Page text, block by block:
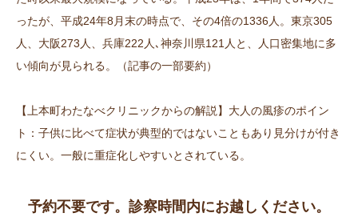
ったが、平成24年8月末の時点で、その4倍の1336人。東京305
人、大阪273人、兵庫222人､神奈川県121人と、人口密集地に多
い傾向が見られる。（記事の一部要約）
【上本町わたなべクリニックからの解説】大人の風疹のポイン
ト：子供に比べて症状が典型的ではないこともあり見分けが付き
にくい。一般に重症化しやすいとされている。
予約不要です。診察時間内にお越しください。